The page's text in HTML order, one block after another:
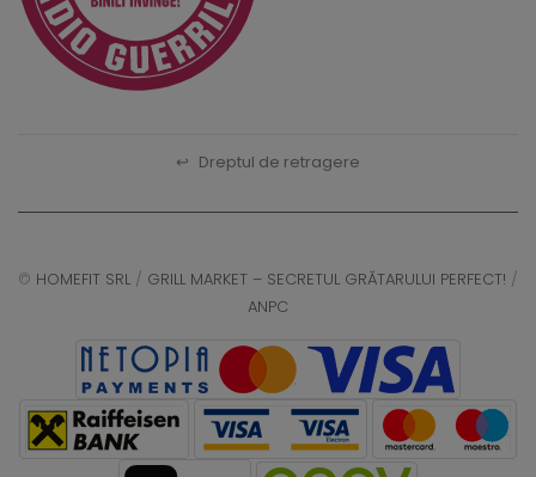
↩ Dreptul de retragere
© HOMEFIT SRL / GRILL MARKET – SECRETUL GRĂTARULUI PERFECT! /
ANPC